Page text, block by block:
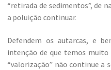
“retirada de sedimentos”, de
a poluição continuar.
Defendem os autarcas, e
intenção de que temos muito
“valorização” não continue a